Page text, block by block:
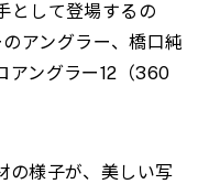
として登場するの
アングラー、橋口純
アングラー12（360
の様子が、美しい写